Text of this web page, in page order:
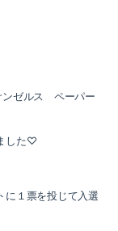
ンゼルス ペーパー
した♡
に１票を投じて入選